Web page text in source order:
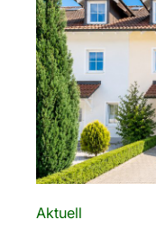
Aktuell